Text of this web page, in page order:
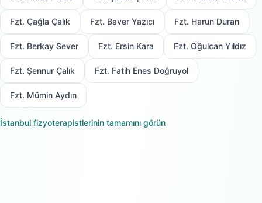
Fzt. Çağla Çalık Fzt. Baver Yazıcı Fzt. Harun Duran
Fzt. Berkay Sever Fzt. Ersin Kara Fzt. Oğulcan Yıldız
Fzt. Şennur Çalık Fzt. Fatih Enes Doğruyol
Fzt. Mümin Aydın
İstanbul fizyoterapistlerinin tamamını görün